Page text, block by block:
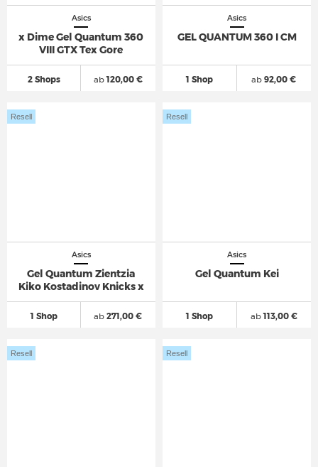
Asics
x Dime Gel Quantum 360
VIII GTX Tex Gore
2 Shops ab120,00 €
Asics
GEL QUANTUM 360 I CM
1 Shop ab 92,00 €
Asics
Gel Quantum Zientzia
Kiko Kostadinov Knicks x
1 Shop
Resell
ab 271,00 €
Asics
Gel Quantum Kei
1 Shop
Resell
ab113,00 €
Resell Resell